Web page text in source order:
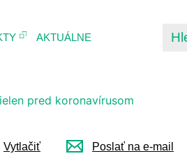
main
AKTUÁLNE
pred koronavírusom
Vytlačiť Poslať na e-mail